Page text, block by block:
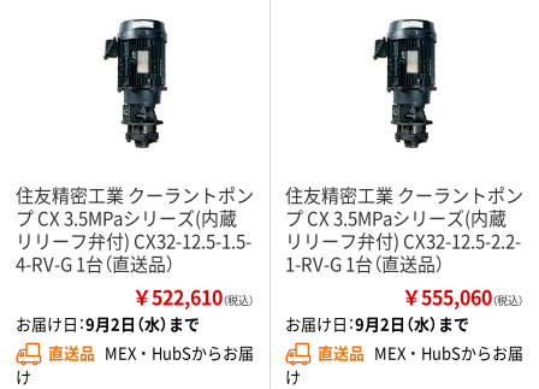
住友精密工業 クーラントポン
プ CX 3.5MPaシリーズ(内蔵
リリーフ弁付) CX32-12.5-1.5-
4-RV-G 1台（直送品）
￥522,610（税込）
お届け日：9月2日（水）まで
直送品 MEX ・ HubSからお届
け
住友精密工業 クーラントポン
プ CX 3.5MPaシリーズ(内蔵
リリーフ弁付) CX32-12.5-2.2-
1-RV-G 1台（直送品）
￥555,060（税込）
お届け日：9月2日（水）まで
直送品 MEX ・ HubSからお届
け